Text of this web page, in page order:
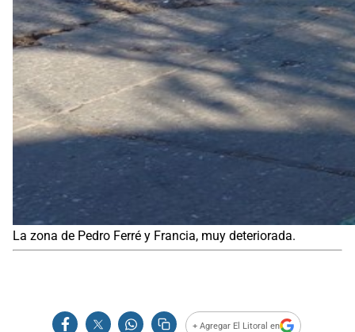
La zona de Pedro Ferré y Francia, muy deteriorada.
+ Agregar El Litoral en